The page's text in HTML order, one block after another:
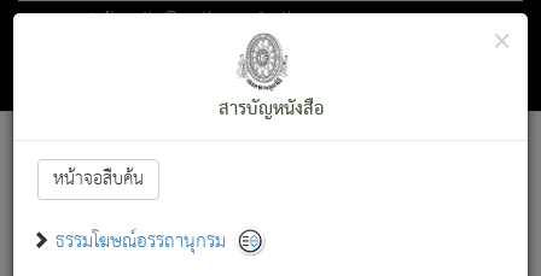
ตอน 1 ว่าด้วย สัตว์โลกกับจตุราริยสัจ
สารบัญ×
สารบัญหนังสือ
หน้าจอสืบค้น
ธรรมโฆษณ์อรรถานุกรม
Font :15 ]||
สัตว์โลกนี้ เกิดความเดือดร้อนแล้ว มีผัสสะบังหน้า